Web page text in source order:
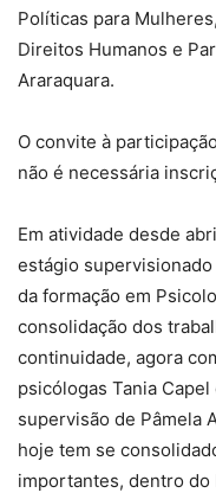
Políticas para
Direitos Humanos e
Araraquara.
O convite à
não é necessária
Em atividade desde
estágio
da formação em
consolidação dos
continuidade, agora
psicólogas Tania
supervisão de Pâmela
hoje tem se
importantes, dentro do